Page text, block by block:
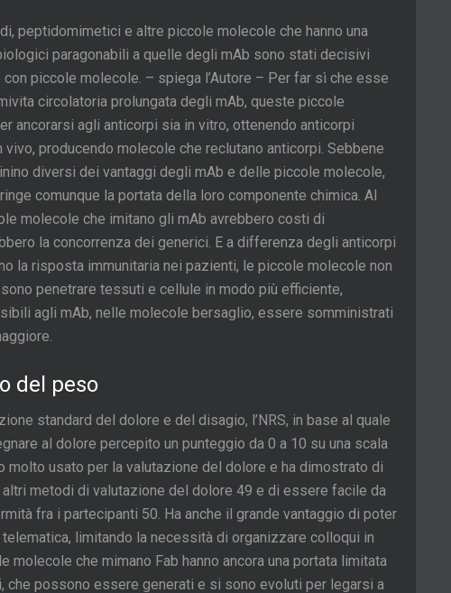
peptidomimetici e altre piccole molecole che hanno una
paragonabili a quelle degli mAb sono stati decisivi
piccole molecole. – spiega l’Autore – Per far sì che esse
circolatoria prolungata degli mAb, queste piccole
ancorarsi agli anticorpi sia in vitro, ottenendo anticorpi
producendo molecole che reclutano anticorpi. Sebbene
diversi dei vantaggi degli mAb e delle piccole molecole,
comunque la portata della loro componente chimica. Al
molecole che imitano gli mAb avrebbero costi di
la concorrenza dei generici. E a differenza degli anticorpi
la risposta immunitaria nei pazienti, le piccole molecole non
penetrare tessuti e cellule in modo più efficiente,
agli mAb, nelle molecole bersaglio, essere somministrati
del peso
standard del dolore e del disagio, l’NRS, in base al quale
al dolore percepito un punteggio da 0 a 10 su una scala
molto usato per la valutazione del dolore e ha dimostrato di
altri metodi di valutazione del dolore 49 e di essere facile da
fra i partecipanti 50. Ha anche il grande vantaggio di poter
limitando la necessità di organizzare colloqui in
molecole che mimano Fab hanno ancora una portata limitata
che possono essere generati e si sono evoluti per legarsi a